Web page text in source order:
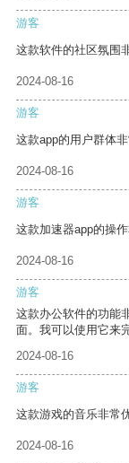
游客
这款软件的社区氛围
2024-08-16
游客
这款app的用户群体
2024-08-16
游客
这款加速器app的操
2024-08-16
游客
这款办公软件的功能
面。我可以使用它来
2024-08-16
游客
这款游戏的音乐非常
2024-08-16